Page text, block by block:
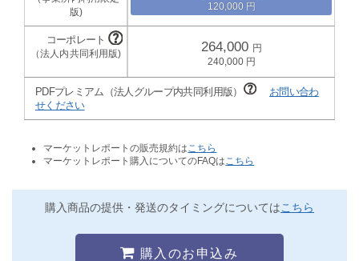
120,000
264,000
240,000
PDFプレミアム（法人グループ内共同利用版）
お問い合わ
せください
マーケットレポートの販売規約は こちら
マーケットレポート購入についてのFAQは こちら
購入商品の提供・発送のタイミングについてはこちら
購入のお申込み